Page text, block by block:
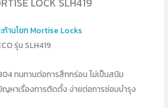
ก้านโยก Mortise Locks
รุ่น SLH419
ทนทานต่อการสึกกร่อน ไม่เป็นสนิม
ญหาเรื่องการติดตั้ง ง่ายต่อการซ่อมบำรุง